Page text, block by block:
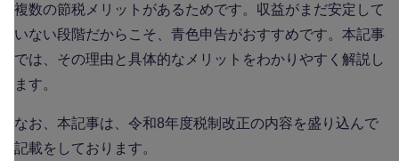
複数の節税メリットがあるためです。収益がまだ安定して
いない段階だからこそ、青色申告がおすすめです。本記事
では、その理由と具体的なメリットをわかりやすく解説し
ます。
なお、本記事は、令和8年度税制改正の内容を盛り込んで
記載をしております。